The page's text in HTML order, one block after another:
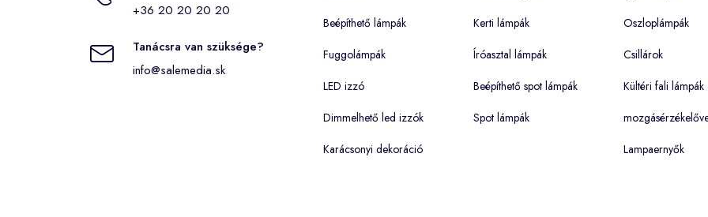
+36 20 20 20 20
Tanácsra van szüksége?
info@salemedia.sk
Beépíthető lámpák
Fuggolámpák
LED izzó
Dimmelhető led izzók
Karácsonyi dekoráció
Kerti lámpák
Íróasztal lámpák
Beépíthető spot lámpák
Spot lámpák
Oszloplámpák
Csillárok
Kültéri fali lámpák
Lampaernyők